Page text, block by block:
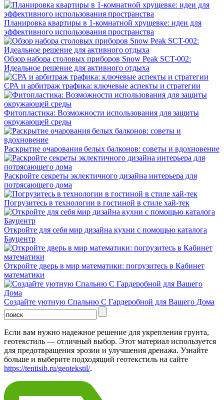
Планировка квартиры в 1-комнатной хрущевке: идеи для
эффективного использования пространства
Обзор набора столовых приборов Snow Peak SCT-002:
Идеальное решение для активного отдыха
СРА и арбитраж трафика: ключевые аспекты и стратегии
Фитопластика: Возможности использования для защиты
окружающей среды
Раскрытие очарования белых балконов: советы и вдохновение
Раскройте секреты эклектичного дизайна интерьера для
потрясающего дома
Погрузитесь в технологии в гостиной в стиле хай-тек
Откройте для себя мир дизайна кухни с помощью каталога
Бауцентр
Откройте дверь в мир математики: погрузитесь в Кабинет
математики
Создайте уютную Спальню С Гардеробной для Вашего Дома
Если вам нужно надежное решение для укрепления грунта,
геотекстиль — отличный выбор. Этот материал используется
для предотвращения эрозии и улучшения дренажа. Узнайте
больше и выберите подходящий геотекстиль на сайте
https://tentisib.ru/geotekstil/.